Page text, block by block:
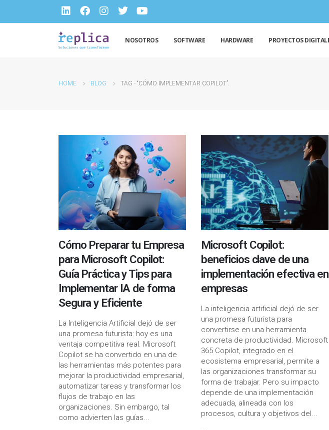
NOSOTROS SOFTWARE HARDWARE PROYECTOS
HOME BLOG TAG - “CÓMO IMPLEMENTAR COPILOT”.
Cómo Preparar tu Empresa
para Microsoft Copilot:
Guía Práctica y Tips para
Implementar IA de forma
Segura y Eficiente
La Inteligencia Artificial dejó de ser
una promesa futurista: hoy es una
ventaja competitiva real. Microsoft
Copilot se ha convertido en una de
las herramientas más potentes para
mejorar la productividad empresarial,
automatizar tareas y transformar los
flujos de trabajo en las
organizaciones. Sin embargo, tal
como advierten las guías...
Microsoft Copilot:
beneficios clave de una
implementación efectiva en
empresas
La inteligencia artificial dejó de ser
una promesa futurista para
convertirse en una herramienta
concreta de productividad. Microsoft
365 Copilot, integrado en el
ecosistema empresarial, permite a
las organizaciones transformar su
forma de trabajar. Pero su impacto
depende de una implementación
adecuada, alineada con los
procesos, cultura y objetivos del...